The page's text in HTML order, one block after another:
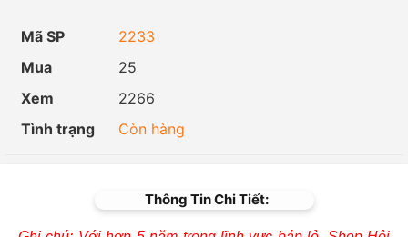
Mã SP
2233
Mua
25
Xem
2266
Tình trạng
Còn hàng
Thông Tin Chi Tiết: